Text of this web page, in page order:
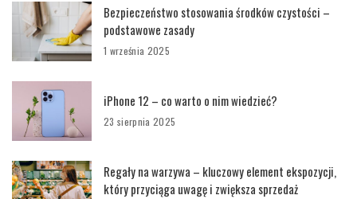
Bezpieczeństwo stosowania środków czystości –
podstawowe zasady
1 września 2025
iPhone 12 – co warto o nim wiedzieć?
23 sierpnia 2025
Regały na warzywa – kluczowy element ekspozycji,
który przyciąga uwagę i zwiększa sprzedaż